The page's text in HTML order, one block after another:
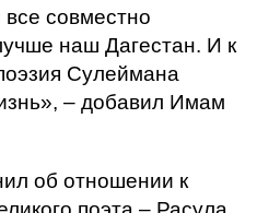
совместно
наш Дагестан. И к
Сулеймана
– добавил Имам
об отношении к